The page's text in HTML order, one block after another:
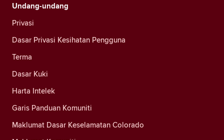
Undang-undang
Privasi
Dasar Privasi Kesihatan Pengguna
Terma
Dasar Kuki
Harta Intelek
Garis Panduan Komuniti
Maklumat Dasar Keselamatan Colorado